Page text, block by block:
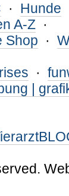
· Hunde
A-Z ·
Shop ·
·
|